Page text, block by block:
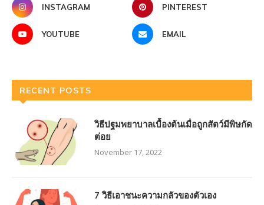
INSTAGRAM PINTEREST
YOUTUBE EMAIL
RECENT POSTS
วิธีปฐมพยาบาลเบื้องต้นเมื่อถูกสัตว์มีพิษกัด
ต่อย
November 17, 2022
7 วิธีเอาชนะความกลัวของตัวเอง